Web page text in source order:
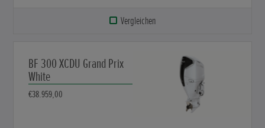
Vergleichen
BF 300 XCDU Grand Prix
White
€38.959,00